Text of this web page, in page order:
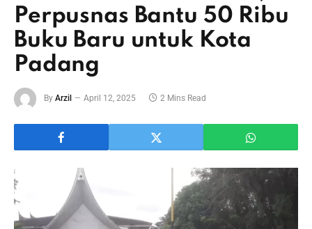
Perpusnas Bantu 50 Ribu
Buku Baru untuk Kota
Padang
By Arzil April 12, 2025 2 Mins Read